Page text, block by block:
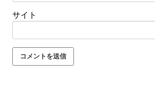
サイト